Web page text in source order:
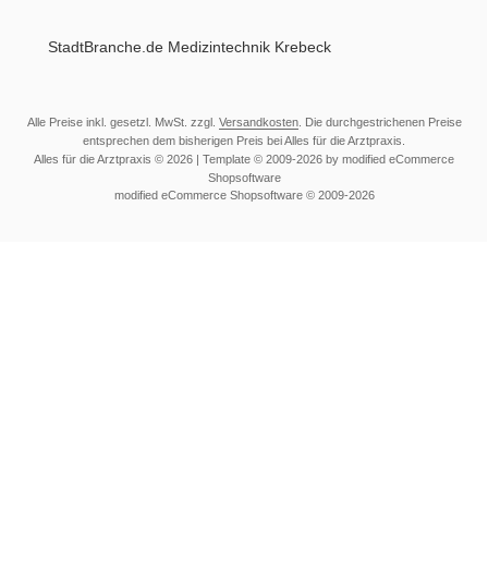
StadtBranche.de Medizintechnik Krebeck
Alle Preise inkl. gesetzl. MwSt. zzgl. Versandkosten. Die durchgestrichenen Preise
entsprechen dem bisherigen Preis bei Alles für die Arztpraxis.
Alles für die Arztpraxis © 2026 | Template © 2009-2026 by modified eCommerce
Shopsoftware
modified eCommerce Shopsoftware © 2009-2026